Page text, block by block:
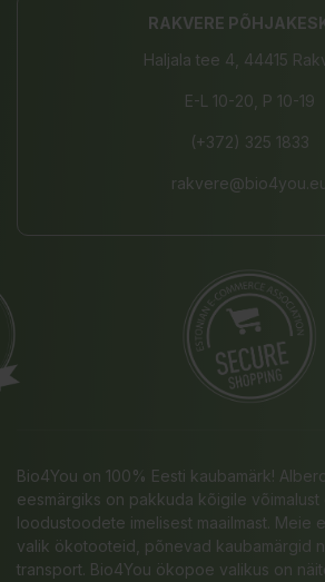
RAKVERE
Haljala tee 4, 44415
E-L 10-20, P 10-19
(+372) 325 1833
Bio4You on 100% Eesti kaubamärk!
eesmärgiks on pakkuda kõigile
loodustoodete imelisest maailmast. Meie
valik ökotooteid, põnevad kaubamärgid
transport. Bio4You ökopoe valikus on